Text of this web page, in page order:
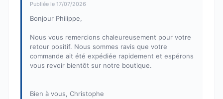
Publiée le 17/07/2026
Bonjour Philippe,
Nous vous remercions chaleureusement pour votre
retour positif. Nous sommes ravis que votre
commande ait été expédiée rapidement et espérons
vous revoir bientôt sur notre boutique.
Bien à vous, Christophe